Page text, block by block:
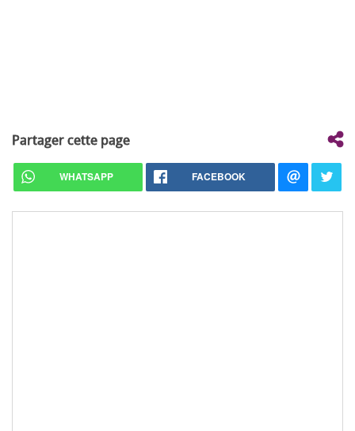
Partager cette page
WHATSAPP FACEBOOK